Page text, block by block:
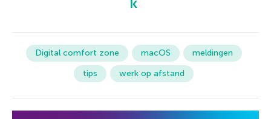
Digital comfort zone macOS
meldingen
tips
werk op afstand